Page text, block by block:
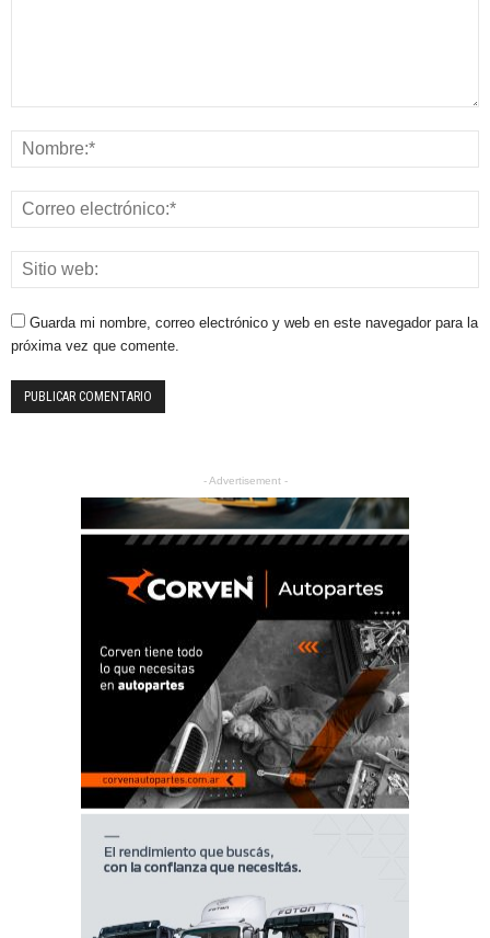
Guarda mi nombre, correo electrónico y web en este navegador para la
próxima vez que comente.
- Advertisement -